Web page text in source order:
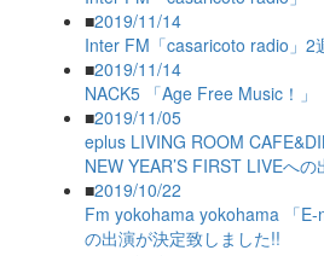
■2019/11/14
Inter FM「casaricoto radio」2
■2019/11/14
NACK5 「Age Free Music！」
■2019/11/05
eplus LIVING ROOM
NEW YEAR’S FIRST LIVEへの
■2019/10/22
Fm yokohama yokohama 「
の出演が決定致しました!!